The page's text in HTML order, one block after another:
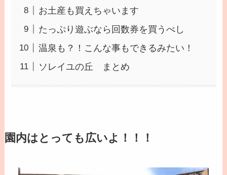
お土産も買えちゃいます
たっぷり遊ぶなら回数券を買うべし
温泉も？！こんな事もできるみたい！
ソレイユの丘 まとめ
園内はとっても広いよ！！！